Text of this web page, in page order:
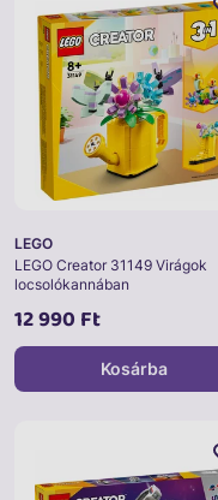
LEGO
LEGO Creator 31149 Virágok
locsolókannában
12 990 Ft
Kosárba